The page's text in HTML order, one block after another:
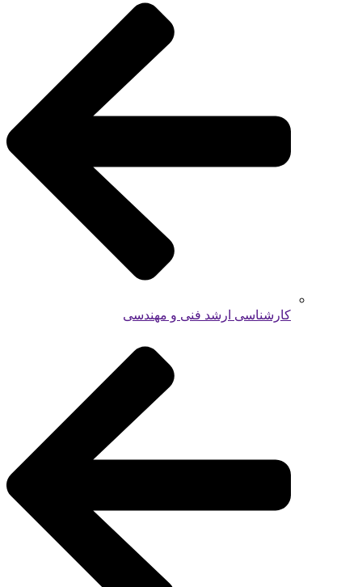
کارشناسی ارشد فنی و مهندسی